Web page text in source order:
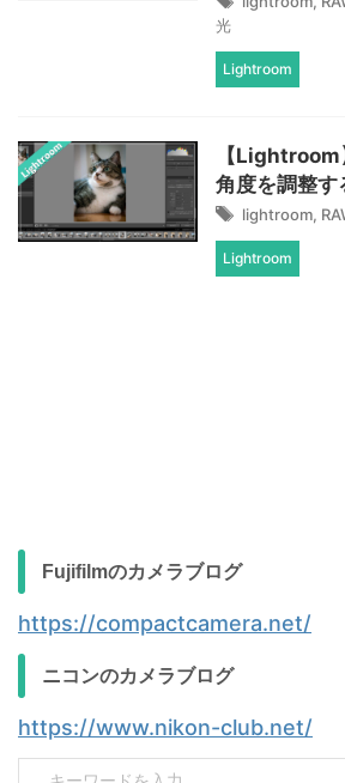
光
Lightroom
【
角度を調整す
lightroom,
Lightroom
Fujifilmのカメラブログ
https://compactcamera.net/
ニコンのカメラブログ
https://www.nikon-club.net/